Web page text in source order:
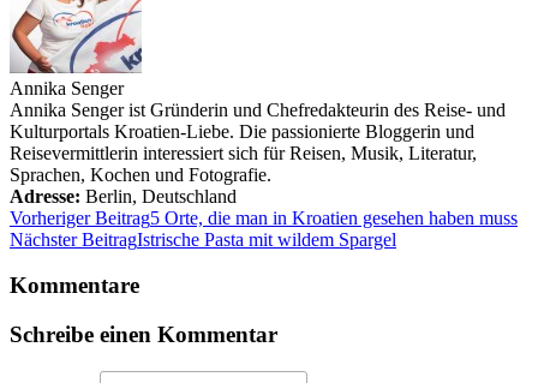
Annika Senger
Annika Senger ist Gründerin und Chefredakteurin des Reise- und
Kulturportals Kroatien-Liebe. Die passionierte Bloggerin und
Reisevermittlerin interessiert sich für Reisen, Musik, Literatur,
Sprachen, Kochen und Fotografie.
Adresse: Berlin, Deutschland
Vorheriger Beitrag5 Orte, die man in Kroatien gesehen haben muss
Nächster BeitragIstrische Pasta mit wildem Spargel
Kommentare
Schreibe einen Kommentar